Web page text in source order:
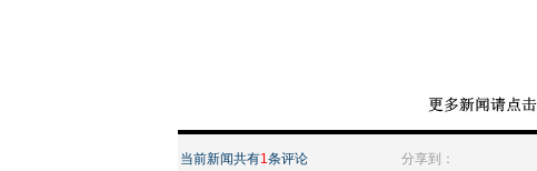
当前新闻共有1条评论 分享到：